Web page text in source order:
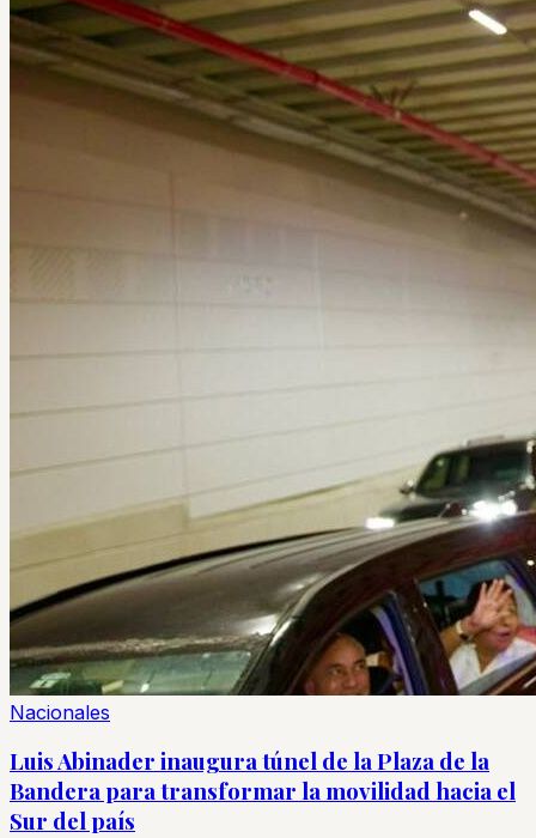
Nacionales
Luis Abinader inaugura túnel de la Plaza de la
Bandera para transformar la movilidad hacia el
Sur del país